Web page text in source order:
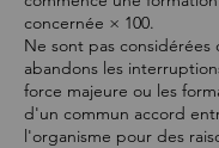
concernée × 100.
Ne sont pas considérées
abandons les
force majeure ou les
d'un commun accord
l'organisme pour des